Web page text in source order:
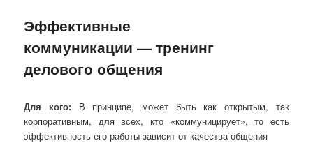
Эффективные
коммуникации — тренинг
делового общения
Для кого: В принципе, может быть как открытым, так
корпоративным, для всех, кто «коммуницирует», то есть
эффективность его работы зависит от качества общения